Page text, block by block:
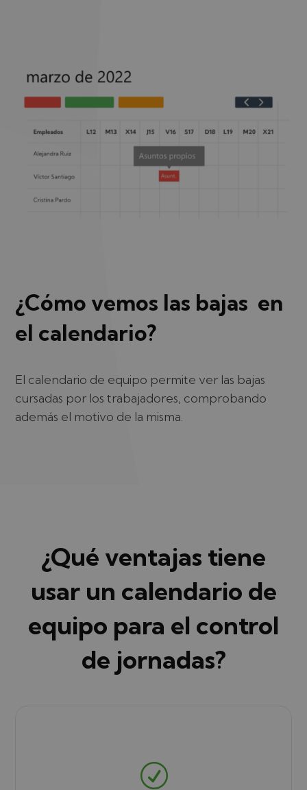
¿Cómo vemos las bajas en
el calendario?
El calendario de equipo permite ver las bajas
cursadas por los trabajadores, comprobando
además el motivo de la misma.
¿Qué ventajas tiene
usar un calendario de
equipo para el control
de jornadas?
R